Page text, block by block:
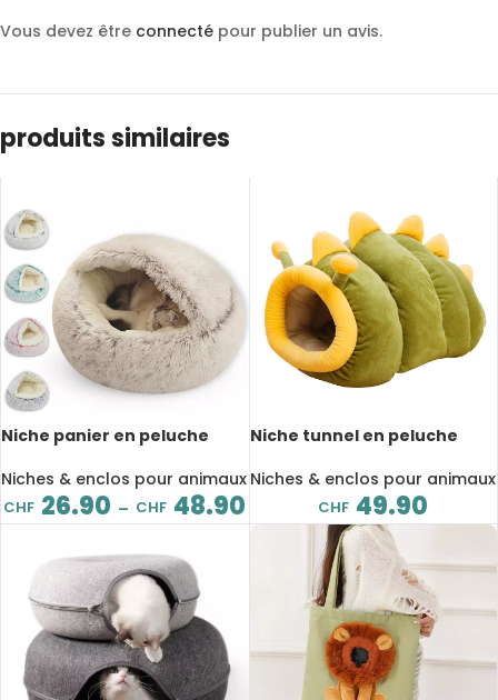
Vous devez être connecté pour publier un avis.
produits similaires
Niche panier en peluche
40 à 60 cm
Niches & enclos pour animaux
CHF 26.90 – CHF 48.90
Niche tunnel en peluche
et respirante
Niches & enclos pour animaux
CHF 49.90